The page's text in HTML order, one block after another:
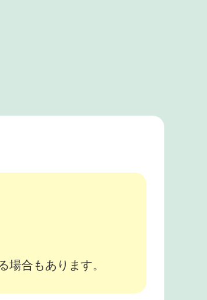
合もあります。